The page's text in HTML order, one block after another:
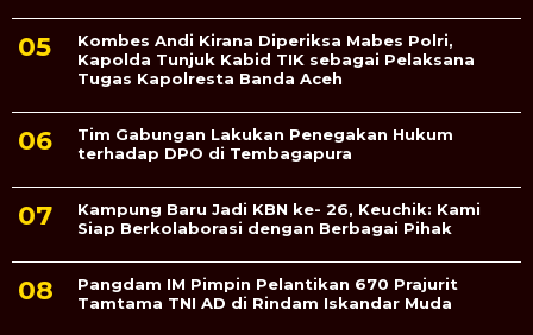
Kombes Andi Kirana Diperiksa Mabes Polri,
Kapolda Tunjuk Kabid TIK sebagai Pelaksana
Tugas Kapolresta Banda Aceh
Tim Gabungan Lakukan Penegakan Hukum
terhadap DPO di Tembagapura
Kampung Baru Jadi KBN ke- 26, Keuchik: Kami
Siap Berkolaborasi dengan Berbagai Pihak
Pangdam IM Pimpin Pelantikan 670 Prajurit
Tamtama TNI AD di Rindam Iskandar Muda